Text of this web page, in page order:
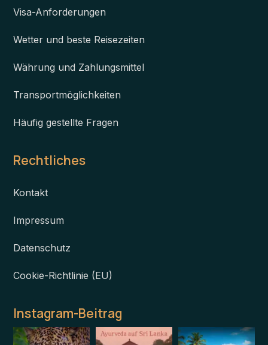
Visa-Anforderungen
Wetter und beste Reisezeiten
Währung und Zahlungsmittel
Transportmöglichkeiten
Häufig gestellte Fragen
Rechtliches
Kontakt
Impressum
Datenschutz
Cookie-Richtlinie (EU)
Instagram-Beitrag